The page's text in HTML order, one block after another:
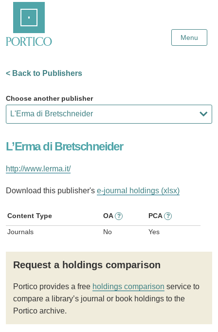
Content
Menu
< Back to Publishers
Choose another publisher
L’Erma di Bretschneider
http://www.lerma.it/
Download this publisher's e-journal holdings (xlsx)
Content Type OA ? PCA ?
Journals No Yes
Request a holdings comparison
Portico provides a free holdings comparison service to
compare a library’s journal or book holdings to the
Portico archive.